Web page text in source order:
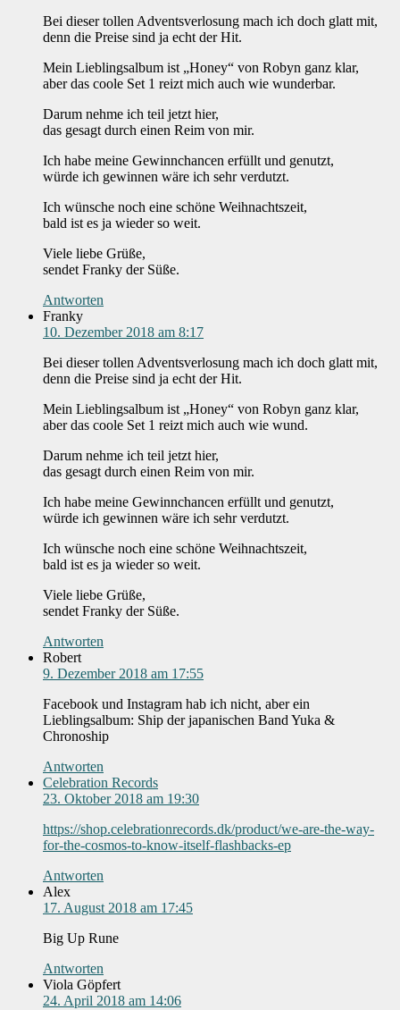
Bei dieser tollen Adventsverlosung mach ich doch glatt mit,
denn die Preise sind ja echt der Hit.
Mein Lieblingsalbum ist „Honey“ von Robyn ganz klar,
aber das coole Set 1 reizt mich auch wie wunderbar.
Darum nehme ich teil jetzt hier,
das gesagt durch einen Reim von mir.
Ich habe meine Gewinnchancen erfüllt und genutzt,
würde ich gewinnen wäre ich sehr verdutzt.
Ich wünsche noch eine schöne Weihnachtszeit,
bald ist es ja wieder so weit.
Viele liebe Grüße,
sendet Franky der Süße.
Antworten
Franky
10. Dezember 2018 am 8:17
Bei dieser tollen Adventsverlosung mach ich doch glatt mit,
denn die Preise sind ja echt der Hit.
Mein Lieblingsalbum ist „Honey“ von Robyn ganz klar,
aber das coole Set 1 reizt mich auch wie wund.
Darum nehme ich teil jetzt hier,
das gesagt durch einen Reim von mir.
Ich habe meine Gewinnchancen erfüllt und genutzt,
würde ich gewinnen wäre ich sehr verdutzt.
Ich wünsche noch eine schöne Weihnachtszeit,
bald ist es ja wieder so weit.
Viele liebe Grüße,
sendet Franky der Süße.
Antworten
Robert
9. Dezember 2018 am 17:55
Facebook und Instagram hab ich nicht, aber ein
Lieblingsalbum: Ship der japanischen Band Yuka &
Chronoship
Antworten
Celebration Records
23. Oktober 2018 am 19:30
https://shop.celebrationrecords.dk/product/we-are-the-way-
for-the-cosmos-to-know-itself-flashbacks-ep
Antworten
Alex
17. August 2018 am 17:45
Big Up Rune
Antworten
Viola Göpfert
24. April 2018 am 14:06